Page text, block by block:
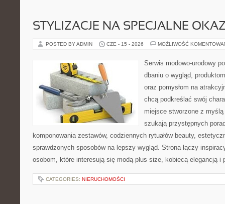
STYLIZACJE NA SPECJALNE
POSTED BY ADMIN CZE - 15 - 2026 MOŻLIWOŚĆ
Serwis modowo-urodowy
dbaniu o wygląd,
oraz pomysłom na
chcą podkreślać swój
miejsce stworzone z
szukają przystępnych
komponowania zestawów, codziennych rytuałów beauty,
sprawdzonych sposobów na lepszy wygląd. Strona łączy
osobom, które interesują się modą plus size, kobiecą elegancją
CATEGORIES: NIERUCHOMOŚCI